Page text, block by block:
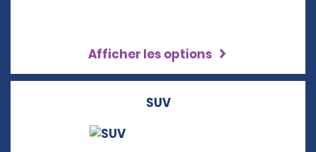
Afficher les options
SUV